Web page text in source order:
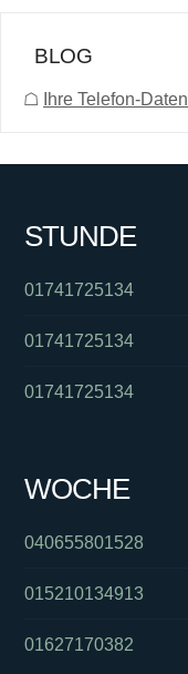
BLOG
☖ Ihre Telefon-Daten
STUNDE
01741725134
01741725134
01741725134
WOCHE
040655801528
015210134913
01627170382